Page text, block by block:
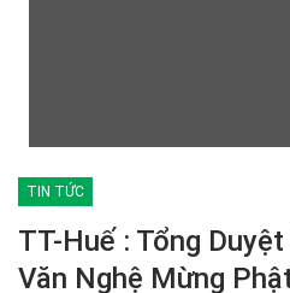
TIN TỨC
TT-Huế : Tổng
Văn Nghệ Mừng